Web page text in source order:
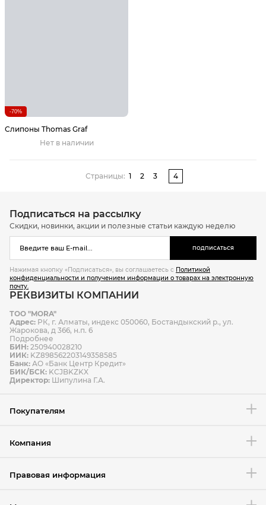
-70%
Слипоны Thomas Graf
Нет в наличии
Страницы: 1 2 3 4
Подписаться на рассылку
Скидки, новинки, акции и полезные статьи каждую неделю
ПОДПИСАТЬСЯ
Нажимая кнопку «Подписаться», вы соглашаетесь с Политикой
конфиденциальности и получением информации о товарах на электронную
почту.
РЕКВИЗИТЫ КОМПАНИИ
ТОО "MORA"
Адрес: РК, г. Алматы, индекс 050060, Бостандыкский р., ул.
Жарокова, д 366, н.п. 6
Подробнее
БИН: 250940028210
ИИК: KZ898562203149358585
Банк: АО «Банк Центр Кредит»
БИК/БСК: KCJBKZKX
Директор: Шипулина Г.А.
Покупателям
Компания
Правовая информация